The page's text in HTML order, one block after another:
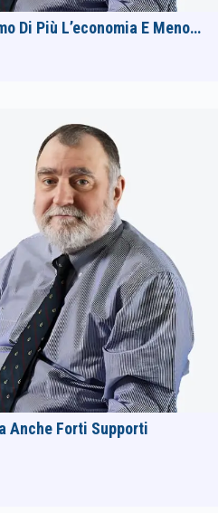
Di Più L’economia E Meno…
Anche Forti Supporti